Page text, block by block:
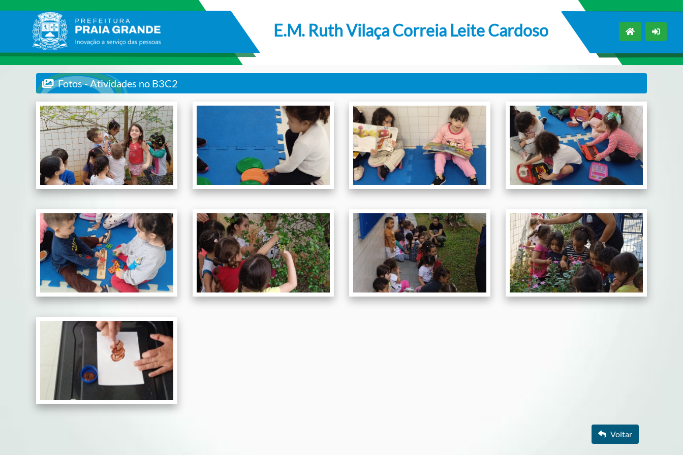
E.M. Ruth Vilaça Correia Leite Cardoso
Fotos - Atividades no B3C2
Voltar